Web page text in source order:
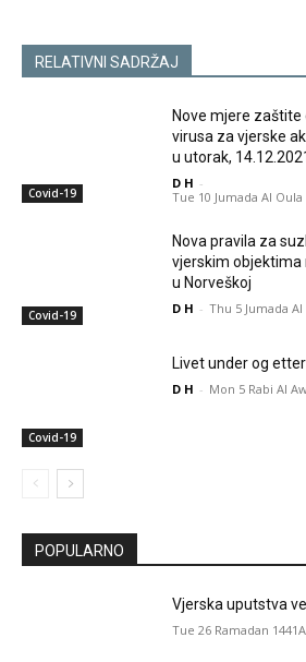
RELATIVNI SADRŽAJ
Covid-19
Nove mjere
virusa za vjerske
u utorak,
D H -
Tue 10 Jumada Al Oula
Covid-19
Nova pravila za
vjerskim objektima
u Norveškoj
D H - Thu 5 Jumada Al
Covid-19
Livet under og
D H - Mon 5 Rabi Al
POPULARNO
Vjerska uputstva
Tue 26 Ramadan